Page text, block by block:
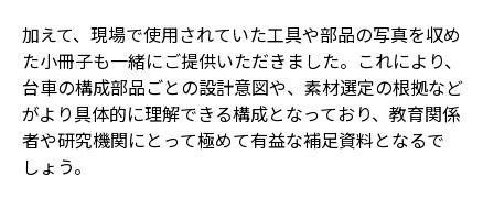
加えて、現場で使用されていた工具や部品の写真を収め
た小冊子も一緒にご提供いただきました。これにより、
台車の構成部品ごとの設計意図や、素材選定の根拠など
がより具体的に理解できる構成となっており、教育関係
者や研究機関にとって極めて有益な補足資料となるで
しょう。